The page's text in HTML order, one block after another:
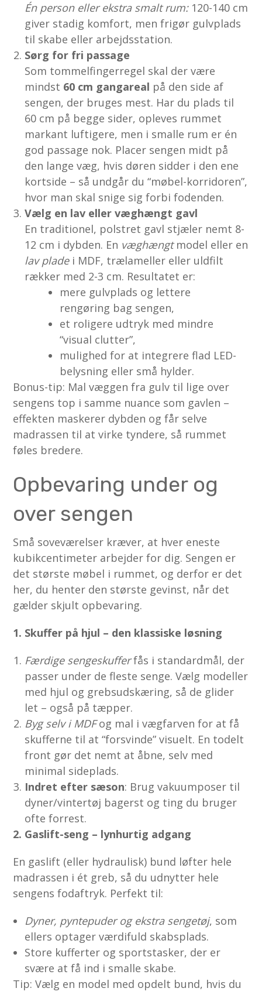
Én person eller ekstra smalt rum:120-140 cm
giver stadig komfort, men frigør gulvplads
til skabe eller arbejdsstation.
Sørg for fri passage
Som tommelfingerregel skal der være
mindst 60 cm gangareal på den side af
sengen, der bruges mest. Har du plads til
60 cm på begge sider, opleves rummet
markant luftigere, men i smalle rum er én
god passage nok. Placer sengen midt på
den lange væg, hvis døren sidder i den ene
kortside – så undgår du “møbel-korridoren”,
hvor man skal snige sig forbi fodenden.
Vælg en lav eller væghængt gavl
En traditionel, polstret gavl stjæler nemt 8-
12 cm i dybden. En væghængtmodel eller en
lav pladei MDF, trælameller eller uldfilt
rækker med 2-3 cm. Resultatet er:
mere gulvplads og lettere
rengøring bag sengen,
et roligere udtryk med mindre
“visual clutter”,
mulighed for at integrere flad LED-
belysning eller små hylder.
Bonus-tip: Mal væggen fra gulv til lige over
sengens top i samme nuance som gavlen –
effekten maskerer dybden og får selve
madrassen til at virke tyndere, så rummet
føles bredere.
Opbevaring under og
over sengen
Små soveværelser kræver, at hver eneste
kubikcentimeter arbejder for dig. Sengen er
det største møbel i rummet, og derfor er det
her, du henter den største gevinst, når det
gælder skjult opbevaring.
1. Skuffer på hjul – den klassiske løsning
Færdige sengeskufferfås i standardmål, der
passer under de fleste senge. Vælg modeller
med hjul og grebsudskæring, så de glider
let – også på tæpper.
Byg selv i MDFog mal i vægfarven for at få
skufferne til at “forsvinde” visuelt. En todelt
front gør det nemt at åbne, selv med
minimal sideplads.
In­dret efter sæson: Brug vakuumposer til
dyner/vintertøj bagerst og ting du bruger
ofte forrest.
2. Gaslift-seng – lynhurtig adgang
En gaslift (eller hydraulisk) bund løfter hele
madrassen i ét greb, så du udnytter hele
sengens fodaftryk. Perfekt til:
Dyner, pyntepuder og ekstra sengetøj, som
ellers optager værdifuld skabsplads.
Store kufferter og sportstasker, der er
svære at få ind i smalle skabe.
Tip: Vælg en model med opdelt bund, hvis du